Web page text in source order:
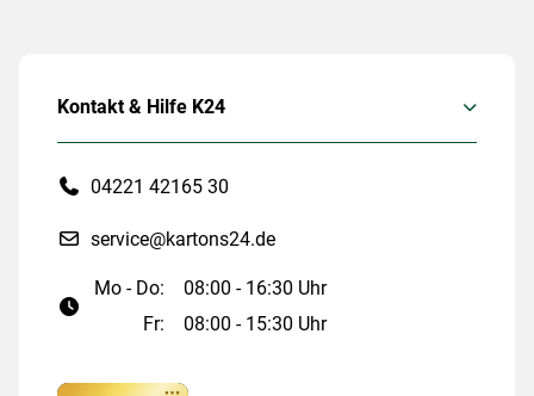
Kontakt & Hilfe K24
04221 42165 30
service@kartons24.de
Mo - Do:
08:00 - 16:30 Uhr
Fr:
08:00 - 15:30 Uhr